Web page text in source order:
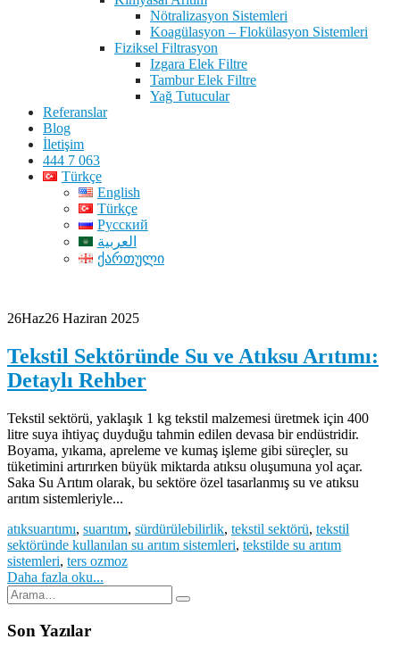
Nötralizasyon Sistemleri
Koagülasyon – Flokülasyon Sistemleri
Fiziksel Filtrasyon
Izgara Elek Filtre
Tambur Elek Filtre
Yağ Tutucular
Referanslar
Blog
İletişim
444 7 063
Türkçe
English
Türkçe
Русский
العربية
ქართული
26Haz26 Haziran 2025
Tekstil Sektöründe Su ve Atıksu Arıtımı:
Detaylı Rehber
Tekstil sektörü, yaklaşık 1 kg tekstil malzemesi üretmek için 400
litre suya ihtiyaç duyduğu tahmin edilen devasa bir endüstridir.
Boyama, yıkama, apreleme ve kumaş işleme gibi süreçler, su
tüketimini artırırken büyük miktarda atıksu oluşumuna yol açar.
Saka Su Arıtım olarak, bu sektöre özel tasarlanmış su ve atıksu
arıtım sistemleriyle...
atıksuarıtımı, suarıtım, sürdürülebilirlik, tekstil sektörü, tekstil
sektöründe kullanılan su arıtım sistemleri, tekstilde su arıtım
sistemleri, ters ozmoz
Daha fazla oku...
Son Yazılar